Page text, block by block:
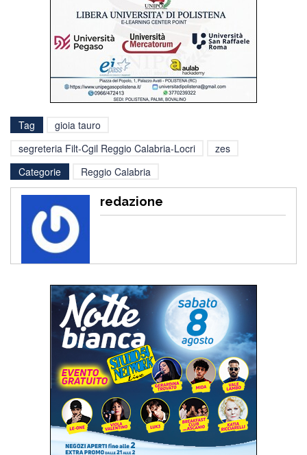
Tag
gioia tauro
segreteria Filt-Cgil Reggio Calabria-Locri
zes
Categorie
Reggio Calabria
redazione